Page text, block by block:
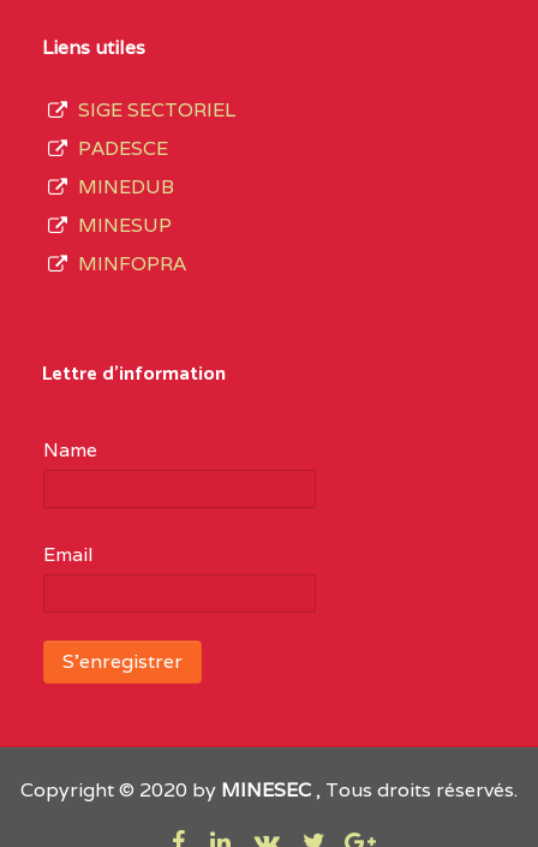
Liens utiles
SIGE SECTORIEL
PADESCE
MINEDUB
MINESUP
MINFOPRA
Lettre d'information
Name
Email
Copyright © 2020 by MINESEC, Tous droits réservés.